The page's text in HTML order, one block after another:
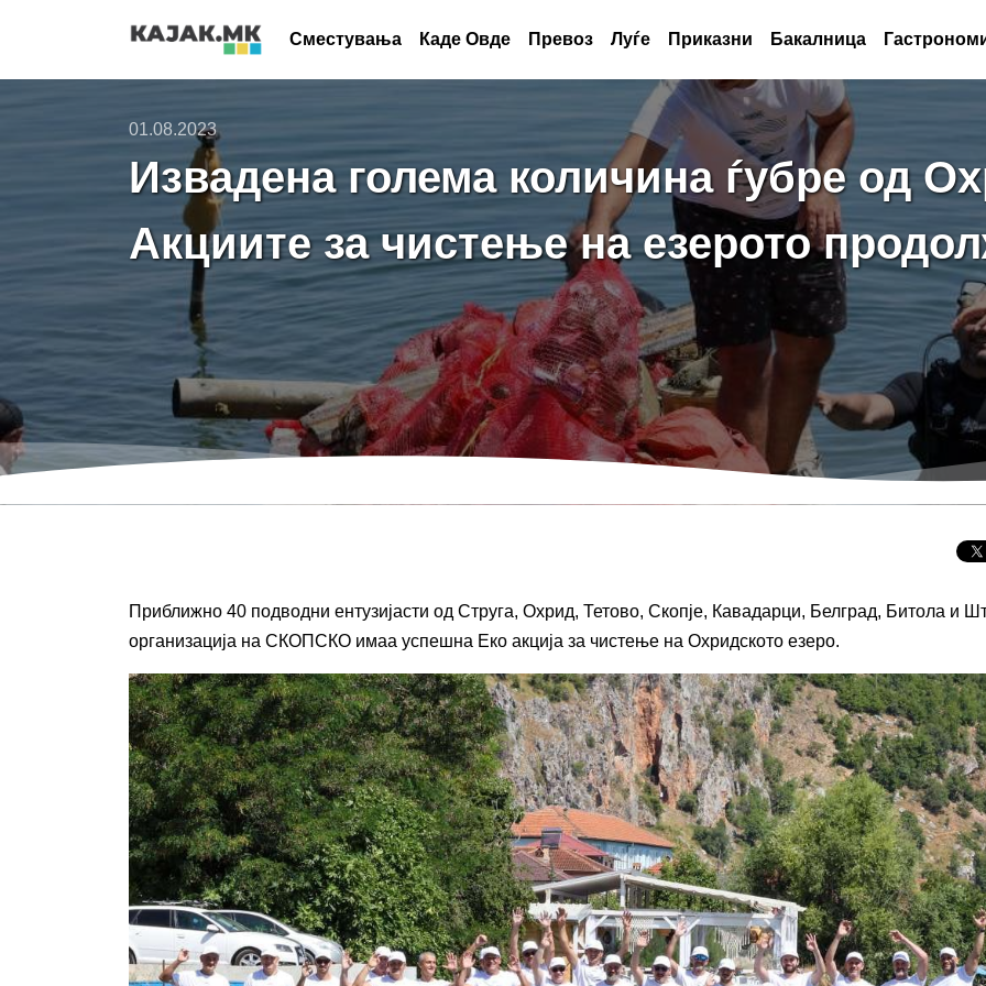
Сместувања Каде Овде Превоз Луѓе Приказни Бакалница
01.08.2023
Извадена голема количина ѓубре од
Акциите за чистење на езерото
Приближно 40 подводни ентузијасти од Струга, Охрид, Тетово, Скопје, Кавадарци, Белград, Битола и
организација на СКОПСКО имаа успешна Еко акција за чистење на Охридското езеро.
Целосно затемнување на
Сонцето 2026: Патување до
најголемиот небесен спектакл
во Европа
Скриени
Европа:
нов туристички